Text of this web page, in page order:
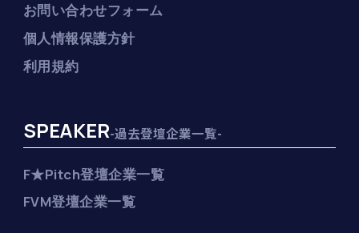
お問い合わせフォーム
個人情報保護方針
利用規約
SPEAKER-過去登壇企業一覧-
F★Pitch登壇企業一覧
FVM登壇企業一覧